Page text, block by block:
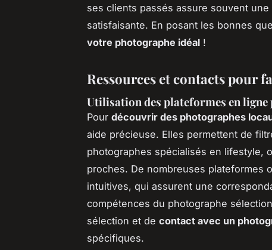
ses clients passés assure souvent
satisfaisante. En posant les bonnes
votre photographe idéal !
Ressources et contacts pour
Utilisation des plateformes en
Pour découvrir des photographes
aide précieuse. Elles permettent de
photographes spécialisés en lifestyle,
proches. De nombreuses plateformes
intuitives, qui assurent une
compétences du photographe
sélection et de contact avec un
spécifiques.